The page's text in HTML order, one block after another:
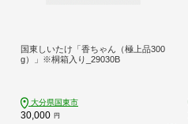
国東しいたけ「香ちゃん（極上品300
g）」※桐箱入り_29030B
大分県国東市
30,000 円